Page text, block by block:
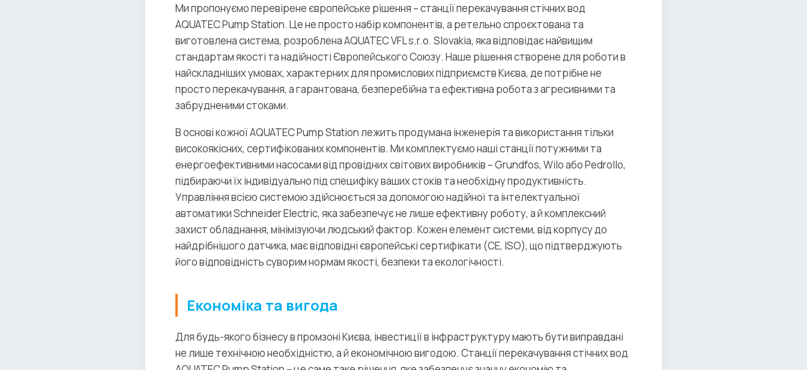
Ми пропонуємо перевірене європейське рішення – станції перекачування стічних вод
AQUATEC Pump Station. Це не просто набір компонентів, а ретельно спроєктована та
виготовлена система, розроблена AQUATEC VFL s.r.o. Slovakia, яка відповідає найвищим
стандартам якості та надійності Європейського Союзу. Наше рішення створене для роботи в
найскладніших умовах, характерних для промислових підприємств Києва, де потрібне не
просто перекачування, а гарантована, безперебійна та ефективна робота з агресивними та
забрудненими стоками.
В основі кожної AQUATEC Pump Station лежить продумана інженерія та використання тільки
високоякісних, сертифікованих компонентів. Ми комплектуємо наші станції потужними та
енергоефективними насосами від провідних світових виробників – Grundfos, Wilo або Pedrollo,
підбираючи їх індивідуально під специфіку ваших стоків та необхідну продуктивність.
Управління всією системою здійснюється за допомогою надійної та інтелектуальної
автоматики Schneider Electric, яка забезпечує не лише ефективну роботу, а й комплексний
захист обладнання, мінімізуючи людський фактор. Кожен елемент системи, від корпусу до
найдрібнішого датчика, має відповідні європейські сертифікати (CE, ISO), що підтверджують
його відповідність суворим нормам якості, безпеки та екологічності.
Економіка та вигода
Для будь-якого бізнесу в промзоні Києва, інвестиції в інфраструктуру мають бути виправдані
не лише технічною необхідністю, а й економічною вигодою. Станції перекачування стічних вод